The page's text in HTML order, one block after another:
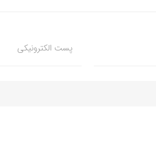
پست الکترونیکی